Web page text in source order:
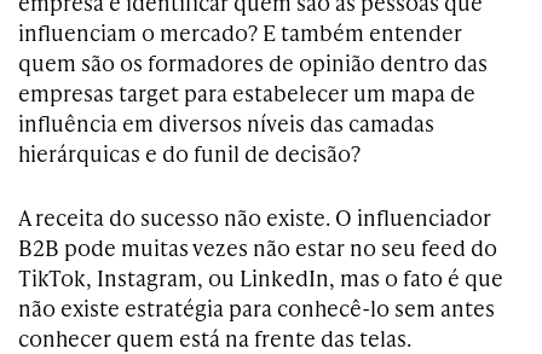
influenciam o mercado? E também entender
quem são os formadores de opinião dentro das
empresas target para estabelecer um mapa de
influência em diversos níveis das camadas
hierárquicas e do funil de decisão?
A receita do sucesso não existe. O influenciador
B2B pode muitas vezes não estar no seu feed do
TikTok, Instagram, ou LinkedIn, mas o fato é que
não existe estratégia para conhecê-lo sem antes
conhecer quem está na frente das telas.